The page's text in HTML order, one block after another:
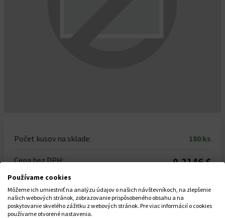
Počet kusov na sklade: 180 ks
Cena bez DPH: 0,2146 €
Cena s DPH:
Počet kusov
Používame cookies
Môžeme ich umiestniť na analýzu údajov o našich návštevníkoch, na zlepšenie
našich webových stránok, zobrazovanie prispôsobeného obsahu a na
poskytovanie skvelého zážitku z webových stránok. Pre viac informácií o cookies
používame otvorené nastavenia.